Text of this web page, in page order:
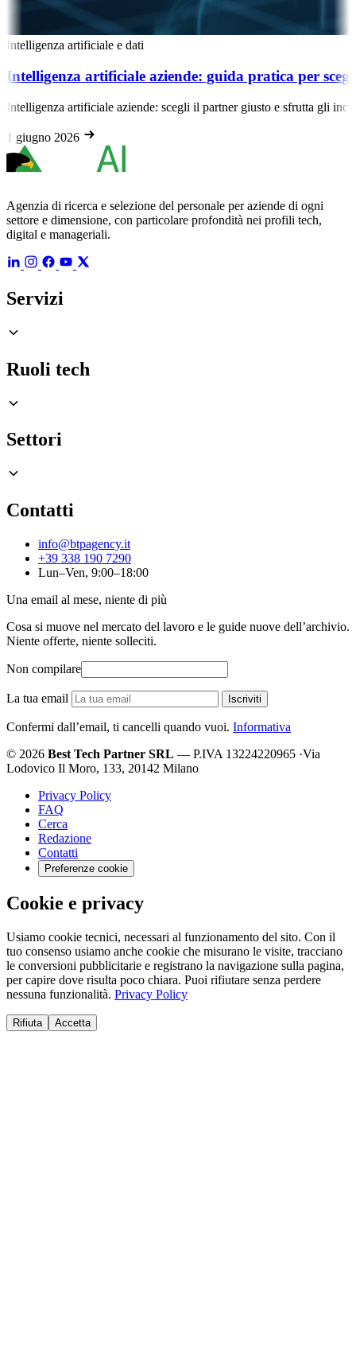
e dati
aziende: guida pratica per scegliere il
aziende: scegli il partner giusto e sfrutta gli incentivi 2024-
Agenzia di ricerca e selezione del personale per aziende di ogni
settore e dimensione, con particolare profondità nei profili tech,
digital e manageriali.
Servizi
Ruoli tech
Settori
Contatti
info@btpagency.it
+39 338 190 7290
Lun–Ven, 9:00–18:00
Una email al mese, niente di più
Cosa si muove nel mercato del lavoro e le guide nuove dell’archivio.
Niente offerte, niente solleciti.
Non compilare
La tua email Iscriviti
Confermi dall’email, ti cancelli quando vuoi. Informativa
© 2026 Best Tech Partner SRL — P.IVA 13224220965 ·Via
Lodovico Il Moro, 133, 20142 Milano
Privacy Policy
FAQ
Cerca
Redazione
Contatti
Preferenze cookie
Cookie e privacy
Usiamo cookie tecnici, necessari al funzionamento del sito. Con il
tuo consenso usiamo anche cookie che misurano le visite, tracciano
le conversioni pubblicitarie e registrano la navigazione sulla pagina,
per capire dove risulta poco chiara. Puoi rifiutare senza perdere
nessuna funzionalità. Privacy Policy
Rifiuta Accetta